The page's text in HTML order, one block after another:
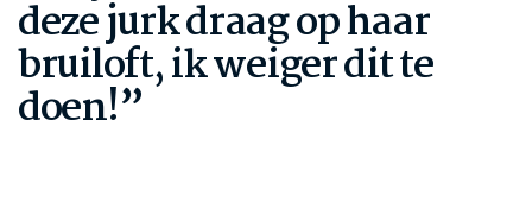
deze jurk draag op haar
bruiloft, ik weiger dit te
doen!”